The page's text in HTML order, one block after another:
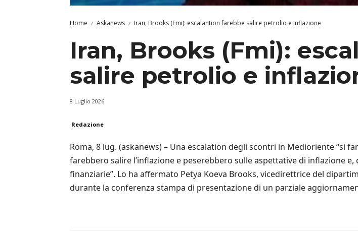
Home Askanews Iran, Brooks (Fmi): escalantion farebbe salire petrolio e inflazione
Iran, Brooks (Fmi):
salire petrolio e
8 Luglio 2026
Redazione
Roma, 8 lug. (askanews) – Una escalation degli scontri in Medioriente
farebbero salire l’inflazione e peserebbero sulle aspettative di inflazione
finanziarie”. Lo ha affermato Petya Koeva Brooks, vicedirettrice del
durante la conferenza stampa di presentazione di un parziale